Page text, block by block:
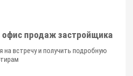
офис продаж застройщика
встречу и получить подробную